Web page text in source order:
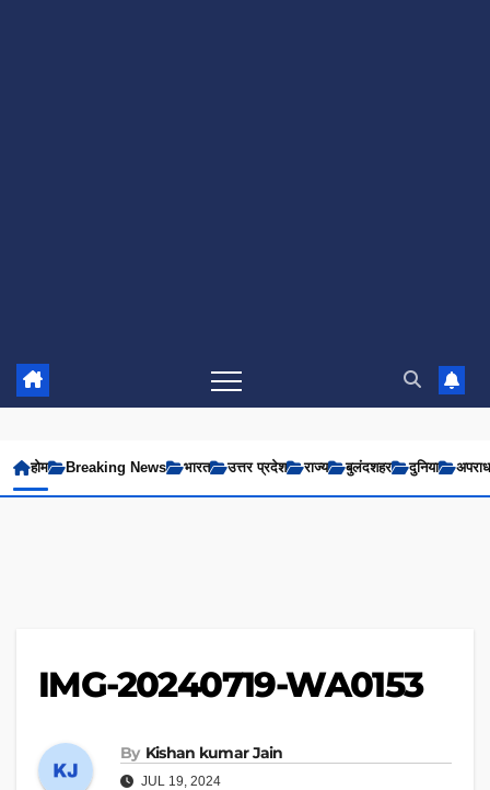
होम Breaking News भारत उत्तर प्रदेश राज्य बुलंदशहर दुनिया अपराध
IMG-20240719-WA0153
By Kishan kumar Jain
JUL 19, 2024